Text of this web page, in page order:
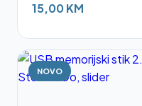
15,00 KM
NOVO